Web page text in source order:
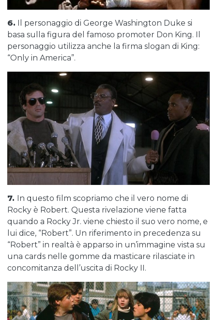
6. Il personaggio di George Washington Duke si
basa sulla figura del famoso promoter Don King. Il
personaggio utilizza anche la firma slogan di King:
“Only in America”.
7.
In questo film scopriamo che il vero nome di
Rocky è Robert. Questa rivelazione viene fatta
quando a Rocky Jr. viene chiesto il suo vero nome, e
lui dice, “Robert”. Un riferimento in precedenza su
“Robert” in realtà è apparso in un’immagine vista su
una cards nelle gomme da masticare rilasciate in
concomitanza dell’uscita di Rocky II.